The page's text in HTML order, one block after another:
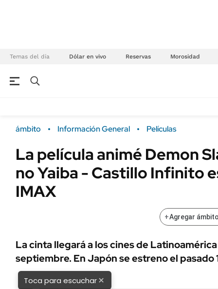
Temas del día Dólar en vivo Reservas Morosidad
Campo
FINANZAS
Dólar
Sustentabilidad
Seguros
URUGUAY
ámbito Información General Películas
La película animé Demon
no Yaiba - Castillo Infinito
IMAX
+Agregar
La cinta llegará a los cines de Latinoamérica
septiembre. En Japón se estreno el pasado
Toca para escuchar×